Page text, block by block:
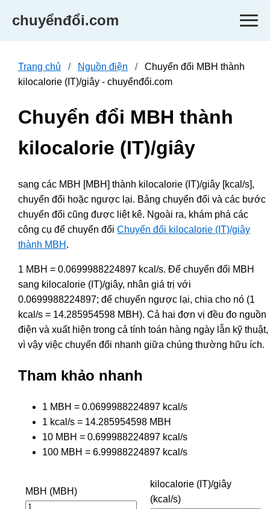
chuyểnđổi.com
Trang chủ Nguồn điện
Chuyển đổi MBH thành
kilocalorie (IT)/giây - chuyểnđổi.com
Chuyển đổi MBH thành
kilocalorie (IT)/giây
sang các MBH [MBH] thành kilocalorie (IT)/giây [kcal/s],
chuyển đổi hoặc ngược lại. Bảng chuyển đổi và các bước
chuyển đổi cũng được liệt kê. Ngoài ra, khám phá các
công cụ để chuyển đổi Chuyển đổi kilocalorie (IT)/giây
thành MBH .
1 MBH = 0.0699988224897 kcal/s. Để chuyển đổi MBH
sang kilocalorie (IT)/giây, nhân giá trị với
0.0699988224897; để chuyển ngược lại, chia cho nó (1
kcal/s = 14.285954598 MBH). Cả hai đơn vị đều đo nguồn
điện và xuất hiện trong cả tính toán hàng ngày lẫn kỹ thuật,
vì vậy việc chuyển đổi nhanh giữa chúng thường hữu ích.
Tham khảo nhanh
1 MBH = 0.0699988224897 kcal/s
1 kcal/s = 14.285954598 MBH
10 MBH = 0.699988224897 kcal/s
100 MBH = 6.99988224897 kcal/s
MBH (MBH)
kilocalorie (IT)/giây
(kcal/s)